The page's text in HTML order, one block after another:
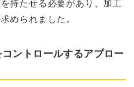
持たせる必要があり、加工
められました。
ントロールするアプロー